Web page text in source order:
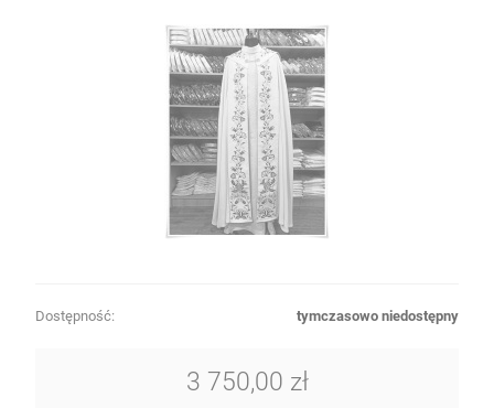
Dostępność: tymczasowo niedostępny
3 750,00 zł